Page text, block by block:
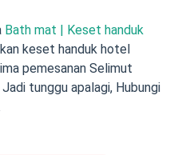
Bath mat | Keset handuk
keset handuk hotel
pemesanan Selimut
tunggu apalagi, Hubungi